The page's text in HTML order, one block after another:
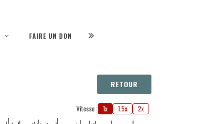
FAIRE UN DON
RETOUR
Vitesse : 1x 1.5x 2x